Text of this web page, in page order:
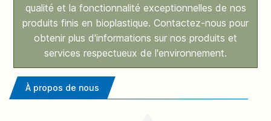
qualité et la fonctionnalité exceptionnelles de nos
produits finis en bioplastique. Contactez-nous pour
obtenir plus d'informations sur nos produits et
services respectueux de l'environnement.
À propos de nous